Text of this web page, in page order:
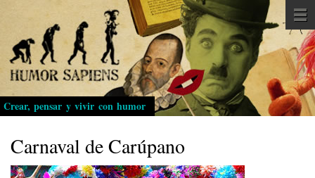
Pasar
al
contenido
principal
Crear, pensar y vivir con humor
Carnaval de Carúpano